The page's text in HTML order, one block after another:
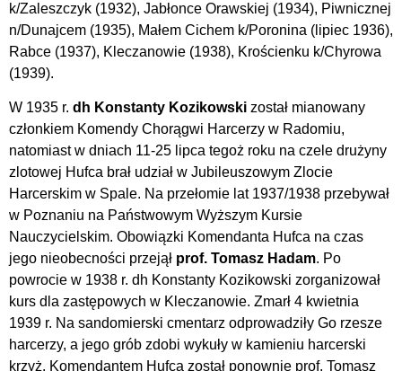
k/Zaleszczyk (1932), Jabłonce Orawskiej (1934), Piwnicznej
n/Dunajcem (1935), Małem Cichem k/Poronina (lipiec 1936),
Rabce (1937), Kleczanowie (1938), Krościenku k/Chyrowa
(1939).
W 1935 r. dh Konstanty Kozikowski został mianowany
członkiem Komendy Chorągwi Harcerzy w Radomiu,
natomiast w dniach 11-25 lipca tegoż roku na czele drużyny
zlotowej Hufca brał udział w Jubileuszowym Zlocie
Harcerskim w Spale. Na przełomie lat 1937/1938 przebywał
w Poznaniu na Państwowym Wyższym Kursie
Nauczycielskim. Obowiązki Komendanta Hufca na czas
jego nieobecności przejął prof. Tomasz Hadam. Po
powrocie w 1938 r. dh Konstanty Kozikowski zorganizował
kurs dla zastępowych w Kleczanowie. Zmarł 4 kwietnia
1939 r. Na sandomierski cmentarz odprowadziły Go rzesze
harcerzy, a jego grób zdobi wykuły w kamieniu harcerski
krzyż. Komendantem Hufca został ponownie prof. Tomasz